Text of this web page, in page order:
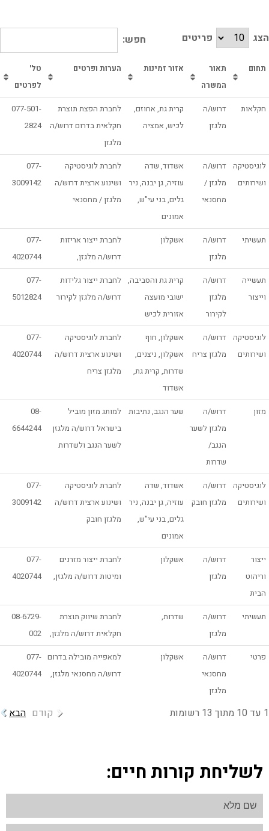
הצג פריטים חפש:
תחום
תאור
המשרה
אזור זמינות הערות ופרטים
טל'
לפרטים
חקלאות
דרוש/ה
מלגזן
קרית גת, אחוזם,
לכיש, אמציה
לחברת הפצת תוצרת
חקלאית בדרום דרוש/ה
מלגזן
077-501-
2824
לוגיסטיקה
ושירותים
דרוש/ה
מלגזן /
מחסנאי
אשדוד, שדה
עוזיה, גן יבנה, ניר
גלים, בני עי"ש,
אמונים
לחברת לוגיסטיקה
ושינוע ארצית דרוש/ה
מלגזן / מחסנאי
077-
3009142
תעשיתי
דרוש/ה
מלגזן
אשקלון
לחברת ייצור אריזות
דרוש/ה מלגזן,
077-
4020744
תעשייה
וייצור
דרוש/ה
מלגזן
לקירור
קרית גת והסביבה,
ישובי מועצה
אזורית לכיש
לחברת ייצור גלידות
דרוש/ה מלגזן לקירור
077-
5012824
לוגיסטיקה
ושירותים
דרוש/ה
מלגזן צריח
אשקלון, חוף
אשקלון, ניצנים,
שדרות, קרית גת,
אשדוד
לחברת לוגיסטיקה
ושינוע ארצית דרוש/ה
מלגזן צריח
077-
4020744
מזון
דרוש/ה
מלגזן לשער
הנגב/
שדרות
שער הנגב, נתיבות
למותג מזון מוביל
בישראל דרוש/ה מלגזן
לשער הנגב ולשדרות
08-
6644244
לוגיסטיקה
ושירותים
דרוש/ה
מלגזן חובק
אשדוד, שדה
עוזיה, גן יבנה, ניר
גלים, בני עי"ש,
אמונים
לחברת לוגיסטיקה
ושינוע ארצית דרוש/ה
מלגזן חובק
077-
3009142
ייצור
וריהוט
הבית
דרוש/ה
מלגזן
אשקלון
לחברת ייצור מזרנים
ומיטות דרוש/ה מלגזן,
077-
4020744
תעשיתי
דרוש/ה
מלגזן
שדרות,
לחברת שיווק תוצרת
חקלאית דרוש/ה מלגזן,
08-6729-
002
פרטי
דרוש/ה
מחסנאי
מלגזן
אשקלון
למאפייה מובילה בדרום
דרוש/ה מחסנאי מלגזן,
077-
4020744
1 עד 10 מתוך 13 רשומות קודם הבא
לשליחת קורות חיים: